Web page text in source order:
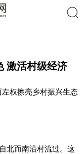
激活村级经济
权擦亮乡村振兴生态
而南沿村流过。这